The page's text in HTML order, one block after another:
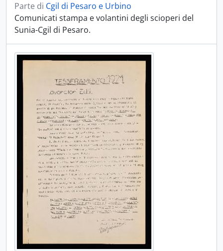
Parte di Cgil di Pesaro e Urbino
Comunicati stampa e volantini degli scioperi del
Sunia-Cgil di Pesaro.